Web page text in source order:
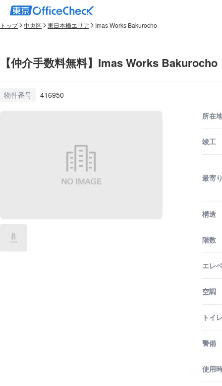
トップ 中央区 東日本橋エリア Imas Works Bakurocho
【仲介手数料無料】Imas Works Bakurocho
物件番号 416950
所在
竣工
最寄
構造
階数
エレ
空調
トイ
警備
使用